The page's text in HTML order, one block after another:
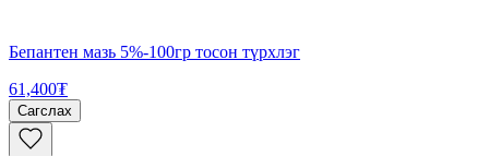
Бепантен мазь 5%-100гр тосон түрхлэг
61,400₮
Сагслах